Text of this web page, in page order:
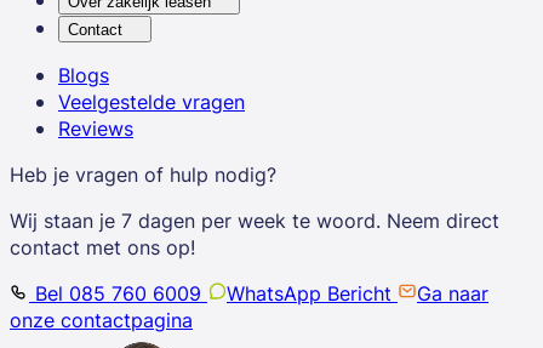
Contact
Blogs
Veelgestelde vragen
Reviews
Heb je vragen of hulp nodig?
Wij staan je 7 dagen per week te woord. Neem direct
contact met ons op!
Bel 085 760 6009
WhatsApp Bericht
Ga naar
onze contactpagina